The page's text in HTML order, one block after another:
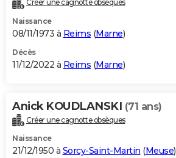
Créer une cagnotte obsèques
Naissance
08/11/1973 à Reims (Marne)
Décès
11/12/2022 à Reims (Marne)
Anick KOUDLANSKI (71 ans)
Créer une cagnotte obsèques
Naissance
21/12/1950 à Sorcy-Saint-Martin (Meuse)